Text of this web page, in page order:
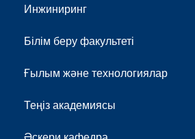
Инжиниринг
Білім беру факультеті
Ғылым және технологиялар
Теңіз академиясы